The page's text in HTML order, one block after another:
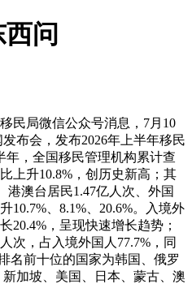
问
局微信公众号消息，7月10
布会，发布2026年上半年移民
，全国移民管理机构累计查
上升10.8%，创历史新高；其
港澳台居民1.47亿人次、外国
10.7%、8.1%、20.6%。入境外
20.4%，呈现快速增长趋势；
次，占入境外国人77.7%，同
名前十位的国家为韩国、俄罗
加坡、美国、日本、蒙古、澳